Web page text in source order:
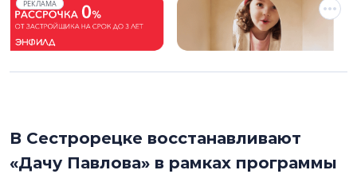
РЕКЛАМА
В Сестрорецке восстанавливают
«Дачу Павлова» в рамках программы